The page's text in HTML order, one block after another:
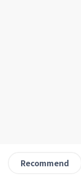
Recommend